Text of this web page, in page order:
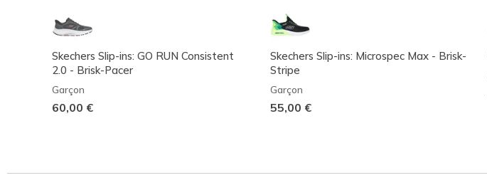
Skechers Slip-ins: GO RUN Consistent
2.0 - Brisk-Pacer
Garçon
60,00 €
Skechers Slip-ins: Microspec Max - Brisk-
Stripe
Garçon
55,00 €